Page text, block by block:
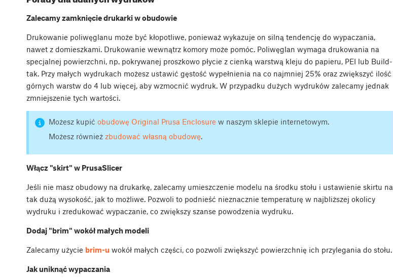
Zalecamy zamknięcie drukarki w obudowie
Drukowanie poliwęglanu może być kłopotliwe, ponieważ wykazuje on silną tendencję do wypaczania,
nawet z domieszkami. Drukowanie wewnątrz komory może pomóc. Poliwęglan wymaga drukowania na
specjalnej powierzchni, np. pokrywanej proszkowo płycie z cienką warstwą kleju do papieru, PEI lub Build-
tak. Przy małych wydrukach możesz ustawić gęstość wypełnienia na co najmniej 25% oraz zwiększyć ilość
górnych warstw do 4 lub więcej, aby wzmocnić wydruk. W przypadku dużych wydruków zalecamy jednak
zmniejszenie tych wartości.
Możesz kupić obudowę Original Prusa Enclosure w naszym sklepie internetowym.
Możesz również zbudować własną obudowę.
Włącz "skirt" w PrusaSlicer
Jeśli nie masz obudowy na drukarkę, zalecamy umieszczenie modelu na środku stołu i ustawienie skirtu na
tak dużą wysokość, jak to możliwe. Pozwoli to podnieść nieznacznie temperaturę w najbliższej okolicy
wydruku i zredukować wypaczanie, co zwiększy szanse powodzenia wydruku.
Dodaj "brim" wokół małych modeli
Zalecamy użycie brim-u wokół małych części, co pozwoli zwiększyć powierzchnię ich przylegania do stołu.
Jak uniknąć wypaczania